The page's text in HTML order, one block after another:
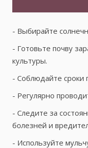
- Выбирайте
- Готовьте почву
культуры.
- Соблюдайте сроки
- Регулярно
- Следите за
болезней и
- Используйте